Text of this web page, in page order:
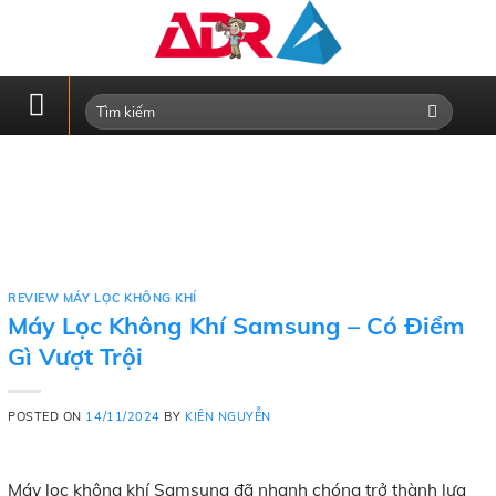
REVIEW MÁY LỌC KHÔNG KHÍ
Máy Lọc Không Khí Samsung – Có Điểm
Gì Vượt Trội
POSTED ON 14/11/2024 BY KIÊN NGUYỄN
Máy lọc không khí Samsung đã nhanh chóng trở thành lựa